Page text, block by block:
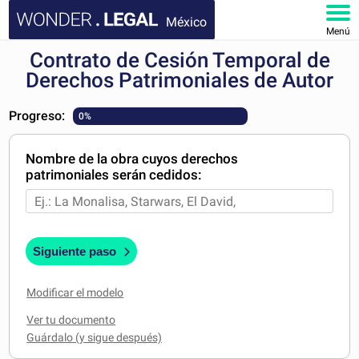
México
Menú
INICIO
MI CUENTA
Contrato de Cesión Temporal de
Derechos Patrimoniales de Autor
Progreso: 0%
Nombre de la obra cuyos derechos
patrimoniales serán cedidos:
Siguiente paso
Modificar el modelo
Ver tu documento